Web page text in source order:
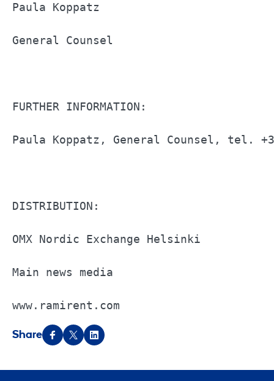
Paula
FURTHER
Paula Koppatz, General
OMX Nordic
Main
www.ramirent.com
Share